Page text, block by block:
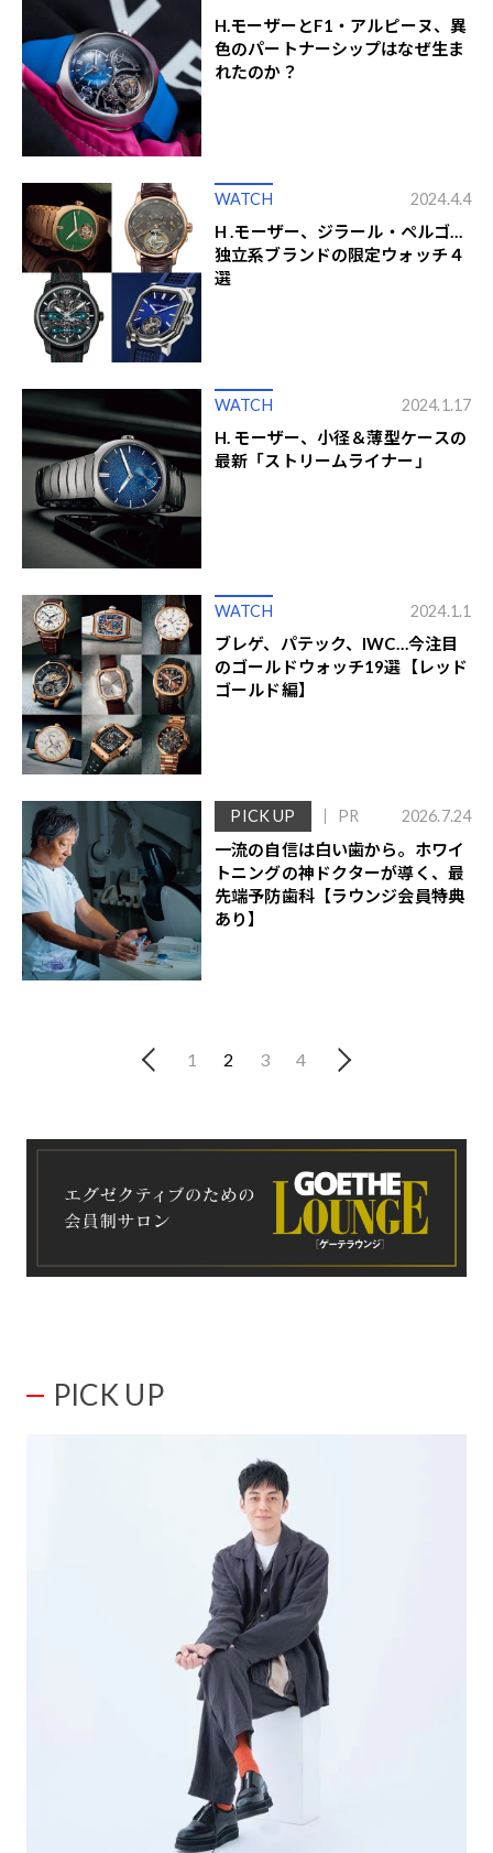
H.モーザーとF1・アルピーヌ、異
色のパートナーシップはなぜ生ま
れたのか？
WATCH 2024.4.4
H .モーザー、ジラール・ペルゴ…
独立系ブランドの限定ウォッチ４
選
WATCH 2024.1.17
H. モーザー、小径＆薄型ケースの
最新「ストリームライナー」
WATCH 2024.1.1
ブレゲ、パテック、IWC…今注目
のゴールドウォッチ19選【レッド
ゴールド編】
PICK UP PR 2026.7.24
一流の自信は白い歯から。ホワイ
トニングの神ドクターが導く、最
先端予防歯科【ラウンジ会員特典
あり】
1 2 3 4
PICK UP